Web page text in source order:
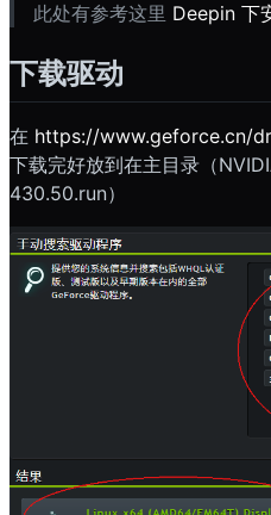
此处有参考这里 Deepin 下
下载驱动
在 https://www.geforce.cn/
下载完好放到在主目录（
430.50.run）